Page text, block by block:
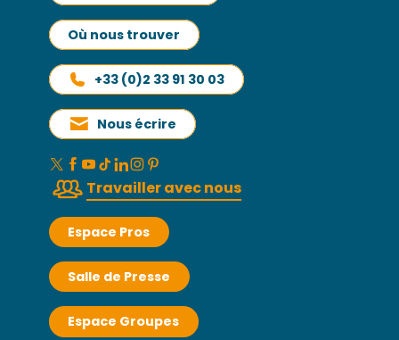
Où nous trouver
+33 (0)2 33 91 30 03
Nous écrire
Travailler avec nous
Espace Pros
Salle de Presse
Espace Groupes